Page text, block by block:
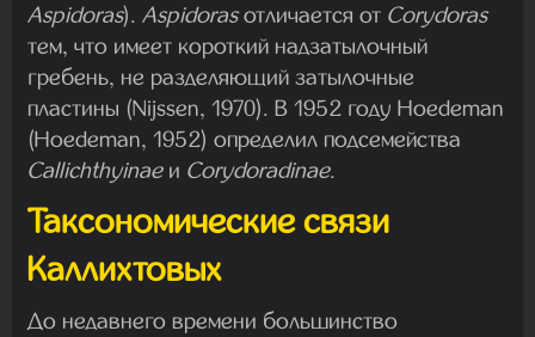
Aspidoras). Aspidorasотличается от Corydoras
тем, что имеет короткий надзатылочный
гребень, не разделяющий затылочные
пластины (Nijssen, 1970). В 1952 году Hoedeman
(Hoedeman, 1952) определил подсемейства
Callichthyinae и Corydoradinae.
Таксономические связи
Каллихтовых
До недавнего времени большинство